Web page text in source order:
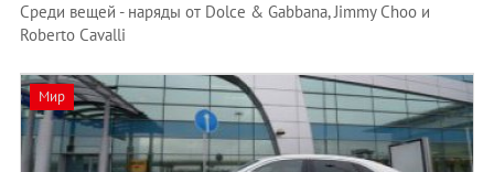
Среди вещей - наряды от Dolce & Gabbana, Jimmy Choo и
Roberto Cavalli
Мир